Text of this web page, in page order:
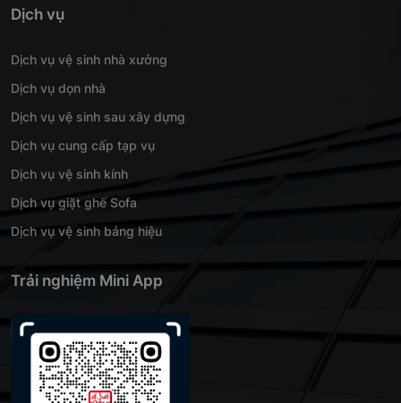
Dịch vụ
Dịch vụ vệ sinh nhà xưởng
Dịch vụ dọn nhà
Dịch vụ vệ sinh sau xây dựng
Dịch vụ cung cấp tạp vụ
Dịch vụ vệ sinh kính
Dịch vụ giặt ghế Sofa
Dịch vụ vệ sinh bảng hiệu
Trải nghiệm Mini App